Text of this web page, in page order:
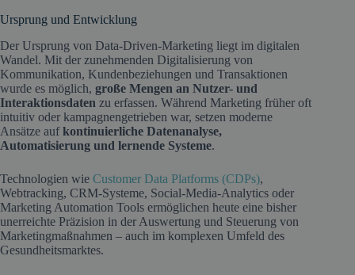
Ursprung und Entwicklung
Der Ursprung von Data-Driven-Marketing liegt im digitalen
Wandel. Mit der zunehmenden Digitalisierung von
Kommunikation, Kundenbeziehungen und Transaktionen
wurde es möglich, große Mengen an Nutzer- und
Interaktionsdaten zu erfassen. Während Marketing früher oft
intuitiv oder kampagnengetrieben war, setzen moderne
Ansätze aufkontinuierliche Datenanalyse,
Automatisierung und lernende Systeme.
Technologien wie Customer Data Platforms (CDPs),
Webtracking, CRM-Systeme, Social-Media-Analytics oder
Marketing Automation Tools ermöglichen heute eine bisher
unerreichte Präzision in der Auswertung und Steuerung von
Marketingmaßnahmen – auch im komplexen Umfeld des
Gesundheitsmarktes.